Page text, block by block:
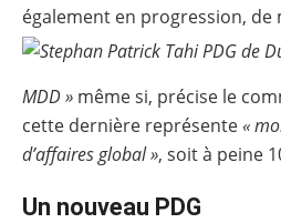
également en progression, de
MDD » même si, précise le
cette dernière représente«
d’affaires global », soit à peine
Un nouveau PDG